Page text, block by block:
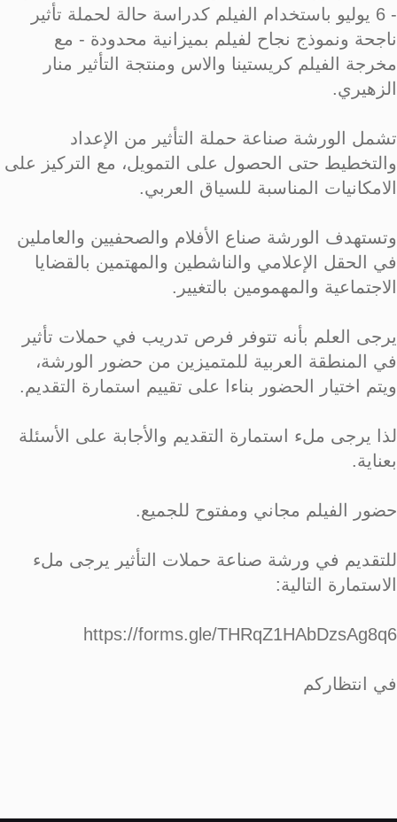
- 6 يوليو باستخدام الفيلم كدراسة حالة لحملة تأثير
ناجحة ونموذج نجاح لفيلم بميزانية محدودة - مع
مخرجة الفيلم كريستينا والاس ومنتجة التأثير منار
الزهيري.
تشمل الورشة صناعة حملة التأثير من الإعداد
والتخطيط حتى الحصول على التمويل، مع التركيز على
الامكانيات المناسبة للسياق العربي.
وتستهدف الورشة صناع الأفلام والصحفيين والعاملين
في الحقل الإعلامي والناشطين والمهتمين بالقضايا
الاجتماعية والمهمومين بالتغيير.
يرجى العلم بأنه تتوفر فرص تدريب في حملات تأثير
في المنطقة العربية للمتميزين من حضور الورشة،
ويتم اختيار الحضور بناءا على تقييم استمارة التقديم.
لذا يرجى ملء استمارة التقديم والأجابة على الأسئلة
بعناية.
حضور الفيلم مجاني ومفتوح للجميع.
للتقديم في ورشة صناعة حملات التأثير يرجى ملء
الاستمارة التالية:
https://forms.gle/THRqZ1HAbDzsAg8q6
في انتظاركم